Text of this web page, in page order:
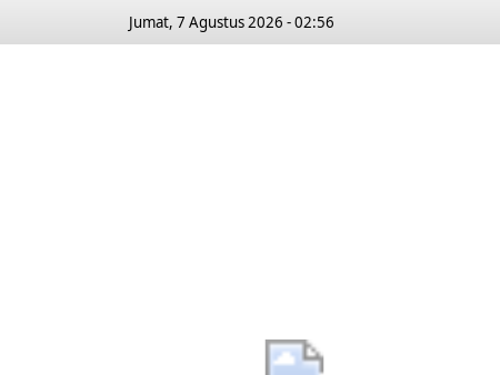
Jumat, 7 Agustus 2026 - 02:56